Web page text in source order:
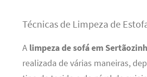
Técnicas de Limpeza de
A limpeza de sofá em
realizada de várias maneiras,